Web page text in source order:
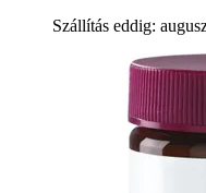
Szállítás eddig: